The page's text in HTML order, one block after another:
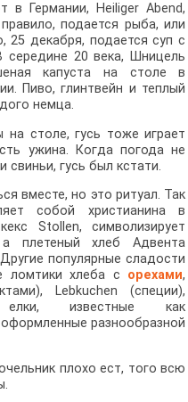
в Германии, Heiliger Abend,
подается рыба, или
25 декабря, подается суп с
середине 20 века, Шницель
капуста на столе в
Пиво, глинтвейн и теплый
немца.
столе, гусь тоже играет
ужина. Когда погода не
свиньи, гусь был кстати.
вместе, но это ритуал. Так
собой христианина в
Stollen, символизирует
плетеный хлеб Адвента
популярные сладости
ломтики хлеба с орехами,
Lebkuchen (специи),
елки, известные как
разнообразной
плохо ест, того всю